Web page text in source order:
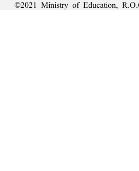
©2021 Ministry of Education,